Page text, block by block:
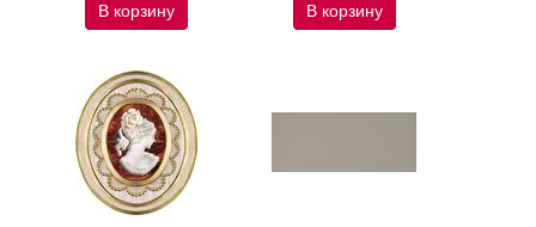
В корзину В корзину